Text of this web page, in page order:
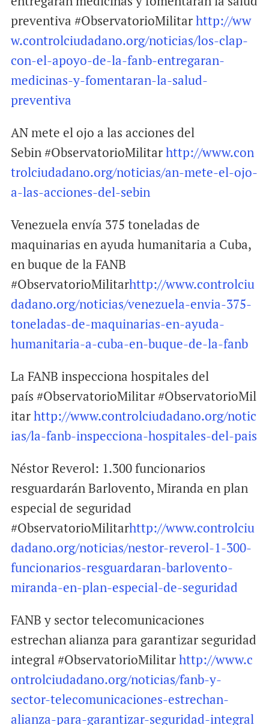
preventiva #ObservatorioMilitarhttp://ww
w.controlciudadano.org/noticias/los-clap-
con-el-apoyo-de-la-fanb-entregaran-
medicinas-y-fomentaran-la-salud-
preventiva
AN mete el ojo a las acciones del
Sebin #ObservatorioMilitarhttp://www.con
trolciudadano.org/noticias/an-mete-el-ojo-
a-las-acciones-del-sebin
Venezuela envía 375 toneladas de
maquinarias en ayuda humanitaria a Cuba,
en buque de la FANB
#ObservatorioMilitarhttp://www.controlciu
dadano.org/noticias/venezuela-envia-375-
toneladas-de-maquinarias-en-ayuda-
humanitaria-a-cuba-en-buque-de-la-fanb
La FANB inspecciona hospitales del
país #ObservatorioMilitar #ObservatorioMil
itarhttp://www.controlciudadano.org/notic
ias/la-fanb-inspecciona-hospitales-del-pais
Néstor Reverol: 1.300 funcionarios
resguardarán Barlovento, Miranda en plan
especial de seguridad
#ObservatorioMilitarhttp://www.controlciu
dadano.org/noticias/nestor-reverol-1-300-
funcionarios-resguardaran-barlovento-
miranda-en-plan-especial-de-seguridad
FANB y sector telecomunicaciones
estrechan alianza para garantizar seguridad
integral #ObservatorioMilitarhttp://www.c
ontrolciudadano.org/noticias/fanb-y-
sector-telecomunicaciones-estrechan-
alianza-para-garantizar-seguridad-integral